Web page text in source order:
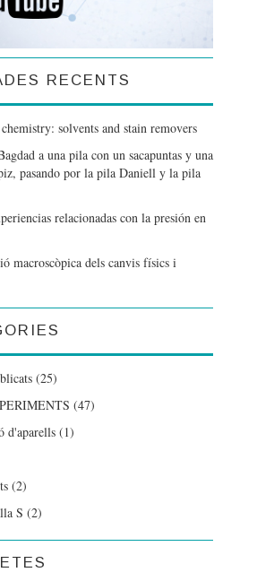
RECENTS
solvents and stain removers
a una pila con un sacapuntas y una
pasando por la pila Daniell y la pila
relacionadas con la presión en
macroscòpica dels canvis físics i
(25)
(47)
d'aparells (1)
(2)
S (2)